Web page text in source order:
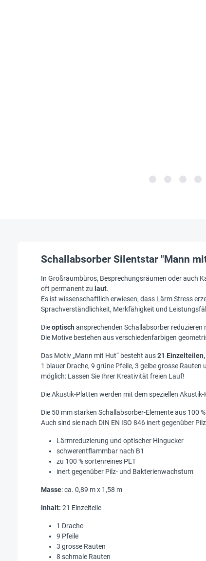
Schallabsorber Silentstar "Mann
In Großraumbüros, Besprechungsräumen oder auch
oft permanent zu laut.
Es ist wissenschaftlich erwiesen, dass Lärm Stress
Sprachverständlichkeit, Merkfähigkeit und
Dieoptisch ansprechenden Schallabsorber
Die Motive bestehen aus verschiedenfarbigen
Das Motiv „Mann mit Hut“ besteht aus21
1 blauer Drache, 9 grüne Pfeile, 3 gelbe grosse
möglich: Lassen Sie Ihrer Kreativität freien Lauf!
Die Akustik-Platten werden mit dem speziellen
Die 50 mm starken Schallabsorber-Elemente aus 100
Auch sind sie nach DIN EN ISO 846 inert gegenüber
Lärmreduzierung und optischer Hingucker
schwerentflammbar nach B1
zu 100 % sortenreines PET
inert gegenüber Pilz- und Bakterienwachstum
Masse: ca. 0,89 m x 1,58 m
Inhalt: 21 Einzelteile
1 Drache
9 Pfeile
3 grosse Rauten
8 schmale Rauten